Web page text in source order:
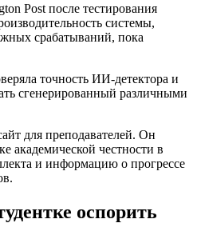
Post после тестирования
системы,
срабатываний, пока
точность ИИ-детектора и
сгенерированный различными
для преподавателей. Он
академической честности в
и информацию о прогрессе
оспорить